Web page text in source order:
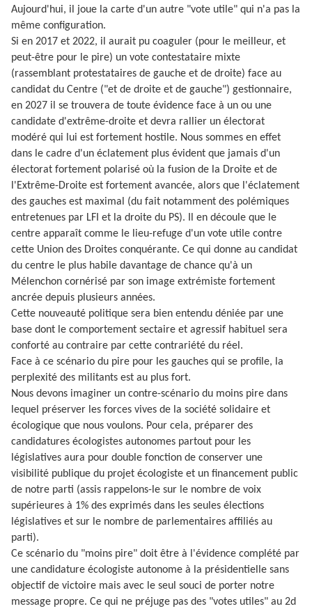
Aujourd'hui, il joue la carte d'un autre "vote utile" qui n'a pas la
même configuration.
Si en 2017 et 2022, il aurait pu coaguler (pour le meilleur, et
peut-être pour le pire) un vote contestataire mixte
(rassemblant protestataires de gauche et de droite) face au
candidat du Centre ("et de droite et de gauche") gestionnaire,
en 2027 il se trouvera de toute évidence face à un ou une
candidate d'extrême-droite et devra rallier un électorat
modéré qui lui est fortement hostile. Nous sommes en effet
dans le cadre d'un éclatement plus évident que jamais d'un
électorat fortement polarisé où la fusion de la Droite et de
l'Extrême-Droite est fortement avancée, alors que l'éclatement
des gauches est maximal (du fait notamment des polémiques
entretenues par LFI et la droite du PS). Il en découle que le
centre apparaît comme le lieu-refuge d'un vote utile contre
cette Union des Droites conquérante. Ce qui donne au candidat
du centre le plus habile davantage de chance qu'à un
Mélenchon cornérisé par son image extrémiste fortement
ancrée depuis plusieurs années.
Cette nouveauté politique sera bien entendu déniée par une
base dont le comportement sectaire et agressif habituel sera
conforté au contraire par cette contrariété du réel.
Face à ce scénario du pire pour les gauches qui se profile, la
perplexité des militants est au plus fort.
Nous devons imaginer un contre-scénario du moins pire dans
lequel préserver les forces vives de la société solidaire et
écologique que nous voulons. Pour cela, préparer des
candidatures écologistes autonomes partout pour les
législatives aura pour double fonction de conserver une
visibilité publique du projet écologiste et un financement public
de notre parti (assis rappelons-le sur le nombre de voix
supérieures à 1% des exprimés dans les seules élections
législatives et sur le nombre de parlementaires affiliés au
parti).
Ce scénario du "moins pire" doit être à l'évidence complété par
une candidature écologiste autonome à la présidentielle sans
objectif de victoire mais avec le seul souci de porter notre
message propre. Ce qui ne préjuge pas des "votes utiles" au 2d